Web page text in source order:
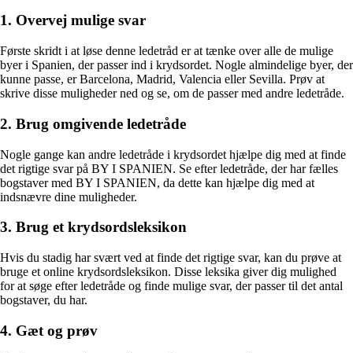
1. Overvej mulige svar
Første skridt i at løse denne ledetråd er at tænke over alle de mulige
byer i Spanien, der passer ind i krydsordet. Nogle almindelige byer, der
kunne passe, er Barcelona, Madrid, Valencia eller Sevilla. Prøv at
skrive disse muligheder ned og se, om de passer med andre ledetråde.
2. Brug omgivende ledetråde
Nogle gange kan andre ledetråde i krydsordet hjælpe dig med at finde
det rigtige svar på BY I SPANIEN. Se efter ledetråde, der har fælles
bogstaver med BY I SPANIEN, da dette kan hjælpe dig med at
indsnævre dine muligheder.
3. Brug et krydsordsleksikon
Hvis du stadig har svært ved at finde det rigtige svar, kan du prøve at
bruge et online krydsordsleksikon. Disse leksika giver dig mulighed
for at søge efter ledetråde og finde mulige svar, der passer til det antal
bogstaver, du har.
4. Gæt og prøv